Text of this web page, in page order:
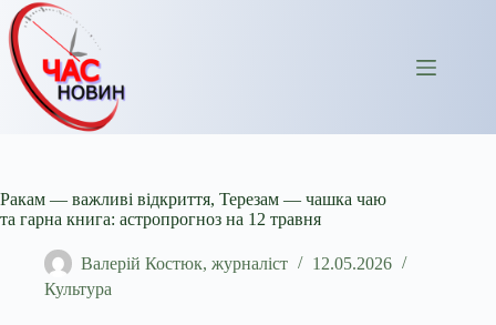
Перейти
до
вмісту
Ракам — важливі відкриття, Терезам — чашка чаю
та гарна книга: астропрогноз на 12 травня
Валерій Костюк, журналіст
12.05.2026
Культура